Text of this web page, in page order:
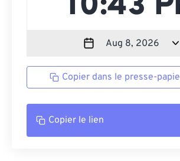
Copier dans le presse-
Copier le lien